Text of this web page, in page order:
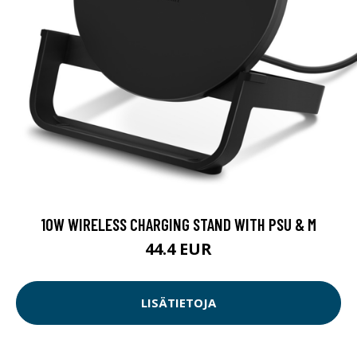
10W WIRELESS CHARGING STAND WITH PSU & M
44.4 EUR
LISÄTIETOJA